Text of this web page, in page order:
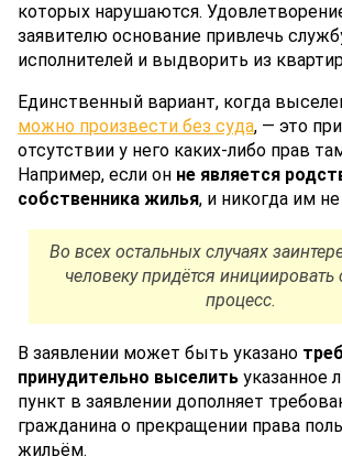
которых нарушаются.
заявителю основание привлечь
исполнителей и выдворить из
Единственный вариант, когда
можно произвести без суда, — это
отсутствии у него каких-либо прав
Например, если он не является
собственника жилья, и никогда им
Во всех остальных случаях
человеку придётся
процесс.
В заявлении может быть указано
принудительно выселить указанное
пункт в заявлении дополняет
гражданина о прекращении права
жильём.